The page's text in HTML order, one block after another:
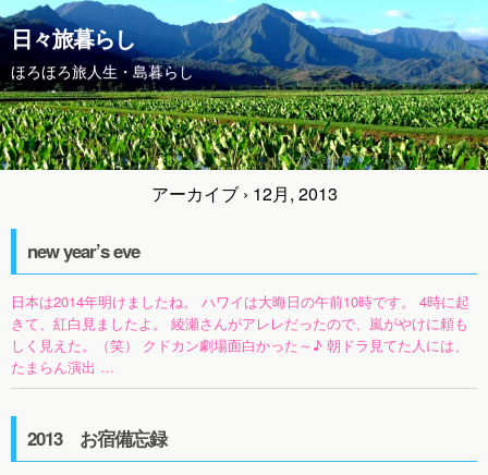
日々旅暮らし
ほろほろ旅人生・島暮らし
アーカイブ › 12月, 2013
new year’s eve
日本は2014年明けましたね。 ハワイは大晦日の午前10時です。 4時に起
きて、紅白見ましたよ。 綾瀬さんがアレレだったので、嵐がやけに頼も
しく見えた。（笑） クドカン劇場面白かった～♪ 朝ドラ見てた人には、
たまらん演出 …
2013 お宿備忘録